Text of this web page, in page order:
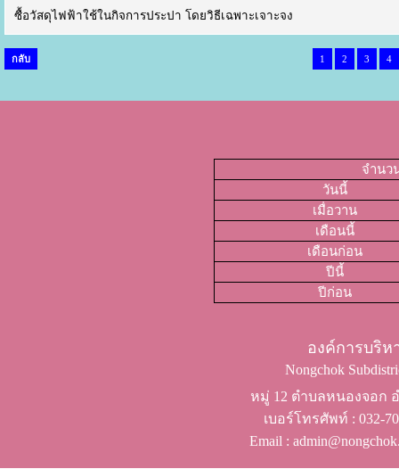
ซื้อวัสดุไฟฟ้าใช้ในกิจการประปา โดยวิธีเฉพาะเจาะจง
กลับ 1 2 3 4
จำนว
วันนี้
เมื่อวาน
เดือนนี้
เดือนก่อน
ปีนี้
ปีก่อน
องค์การบริ
Nongchok
หมู่ 12 ตำบลหนองจอก
เบอร์โทรศัพท์ ​: 032-
Email :